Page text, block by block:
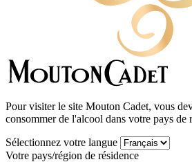
Pour visiter le site Mouton Cadet, vous
consommer de l'alcool dans votre pays de
Sélectionnez votre langue
Votre pays/région de résidence